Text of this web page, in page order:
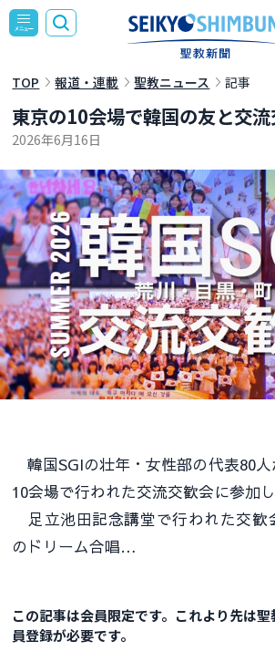
TOP 報道・連載 聖教ニュース 記事
東京の10会場で韓国の友と交
2026年6月16日
韓国SGIの壮年・女性部の代表80
10会場で行われた交流交歓会に参加し
足立池田記念講堂で行われた交歓
のドリーム合唱…
この記事は会員限定です。これより先は
員登録が必要です。